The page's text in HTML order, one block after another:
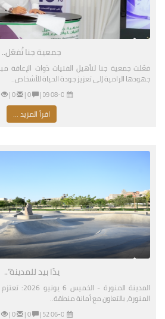
جمعية جنا تُفعّل..
فعّلت جمعية جنا لتأهيل الفتيات ذوات الإعاقة
جهودها الرامية إلى تعزيز جودة الحياة للأشخاص..
08-01-2026 03:09 مساءً |
0 |
0 |
اقرأ المزيد ...
يدًا بيد للمدينة”..
المدينة
المنورة، بالتعاون مع أمانة منطقة..
06-04-2026 04:52 مساءً |
0 |
0 |